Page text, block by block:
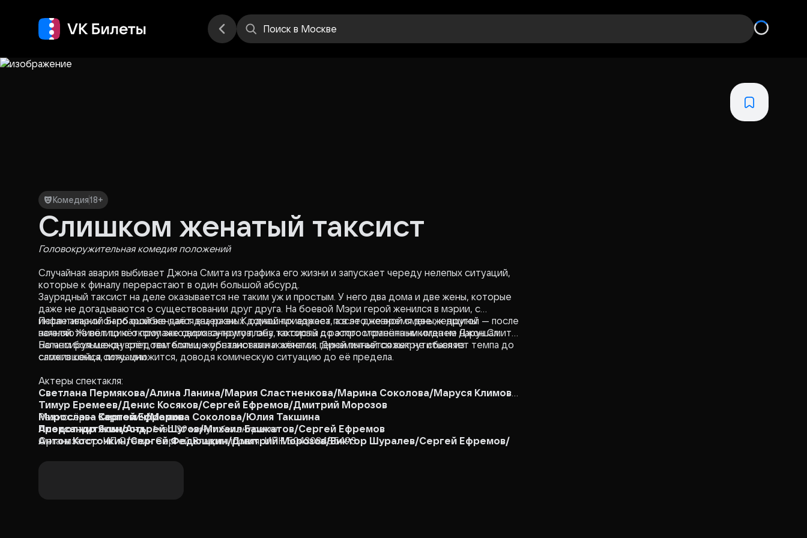
Поиск в Москве
Комедия18+
Слишком женатый таксист
Головокружительная комедия положений
Случайная авария выбивает Джона Смита из графика его жизни и запускает череду нелепых ситуаций,
которые к финалу перерастают в один большой абсурд.
Заурядный таксист на деле оказывается не таким уж и простым. У него два дома и две жены, которые
даже не догадываются о существовании друг друга. На боевой Мэри герой женился в мэрии, с
инфантильной Барбарой венчался в церкви. К одной приезжает после дневной смены, к другой — после
ночной. Живёт по чёткому закодированному плану, который до этого момента никогда не нарушал.
После аварии он по ошибке даёт два разных домашних адреса, а в это же время две женщины
заявляют в полицию о пропаже своих супругов, оба таксисты с распространённым именем Джон Смит.
Балансируя между следователями, журналистами и жёнами, герой пытается выкрутиться из
сложившейся ситуации.
Но чем больше он врёт, тем больше обстановка накаляется. Динамичный сюжет не сбавляет темпа до
самого конца, ложь множится, доводя комическую ситуацию до её предела.
Актеры спектакля:
Светлана Пермякова/Алина Ланина/Мария Сластненкова/Марина Соколова/Маруся Климова
Тимур Еремеев/Денис Косяков/Сергей Ефремов/Дмитрий Морозов
Мирослава Карпович/Марина Соколова/Юлия Такшина
Александр Якин/Андрей Шугов/Михаил Башкатов/Сергей Ефремов
Антон Косточкин/Сергей Федюшкин/Дмитрий Морозов/Виктор Шуралев/Сергей Ефремов/
Владислав Аргун/Дмитрий Морозов/Никита Заболотный/Сергей Ефремов/Никита Барсуков
Режиссёр — Сергей Ефремов
Продолжительность:1 час 30 минут без антракта
Организатор: ИП Степин Сергей Владимирович, ИНН 504308485493